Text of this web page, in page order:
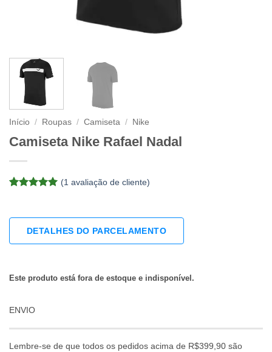
Início / Roupas / Camiseta / Nike
Camiseta Nike Rafael Nadal
5, com
avaliação
de cliente
(1 avaliação de cliente)
DETALHES DO PARCELAMENTO
Este produto está fora de estoque e indisponível.
ENVIO
Lembre-se de que todos os pedidos acima de R$399,90 são